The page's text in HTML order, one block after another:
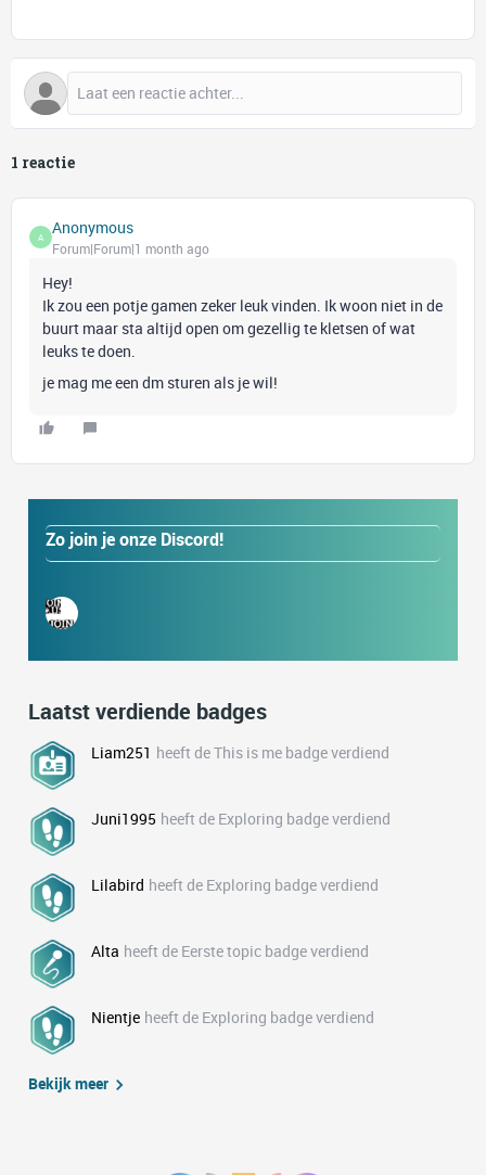
1 reactie
A Anonymous
Forum|Forum|1 month ago
Hey!
Ik zou een potje gamen zeker leuk vinden. Ik woon niet in de
buurt maar sta altijd open om gezellig te kletsen of wat
leuks te doen.
je mag me een dm sturen als je wil!
Zo join je onze Discord!
Laatst verdiende badges
Liam251 heeft de This is me badge verdiend
Juni1995 heeft de Exploring badge verdiend
Lilabird heeft de Exploring badge verdiend
Alta heeft de Eerste topic badge verdiend
Nientje heeft de Exploring badge verdiend
Bekijk meer